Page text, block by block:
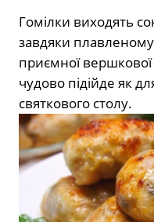
Гомілки виходять
завдяки
приємної вершкової
чудово підійде як
святкового столу.